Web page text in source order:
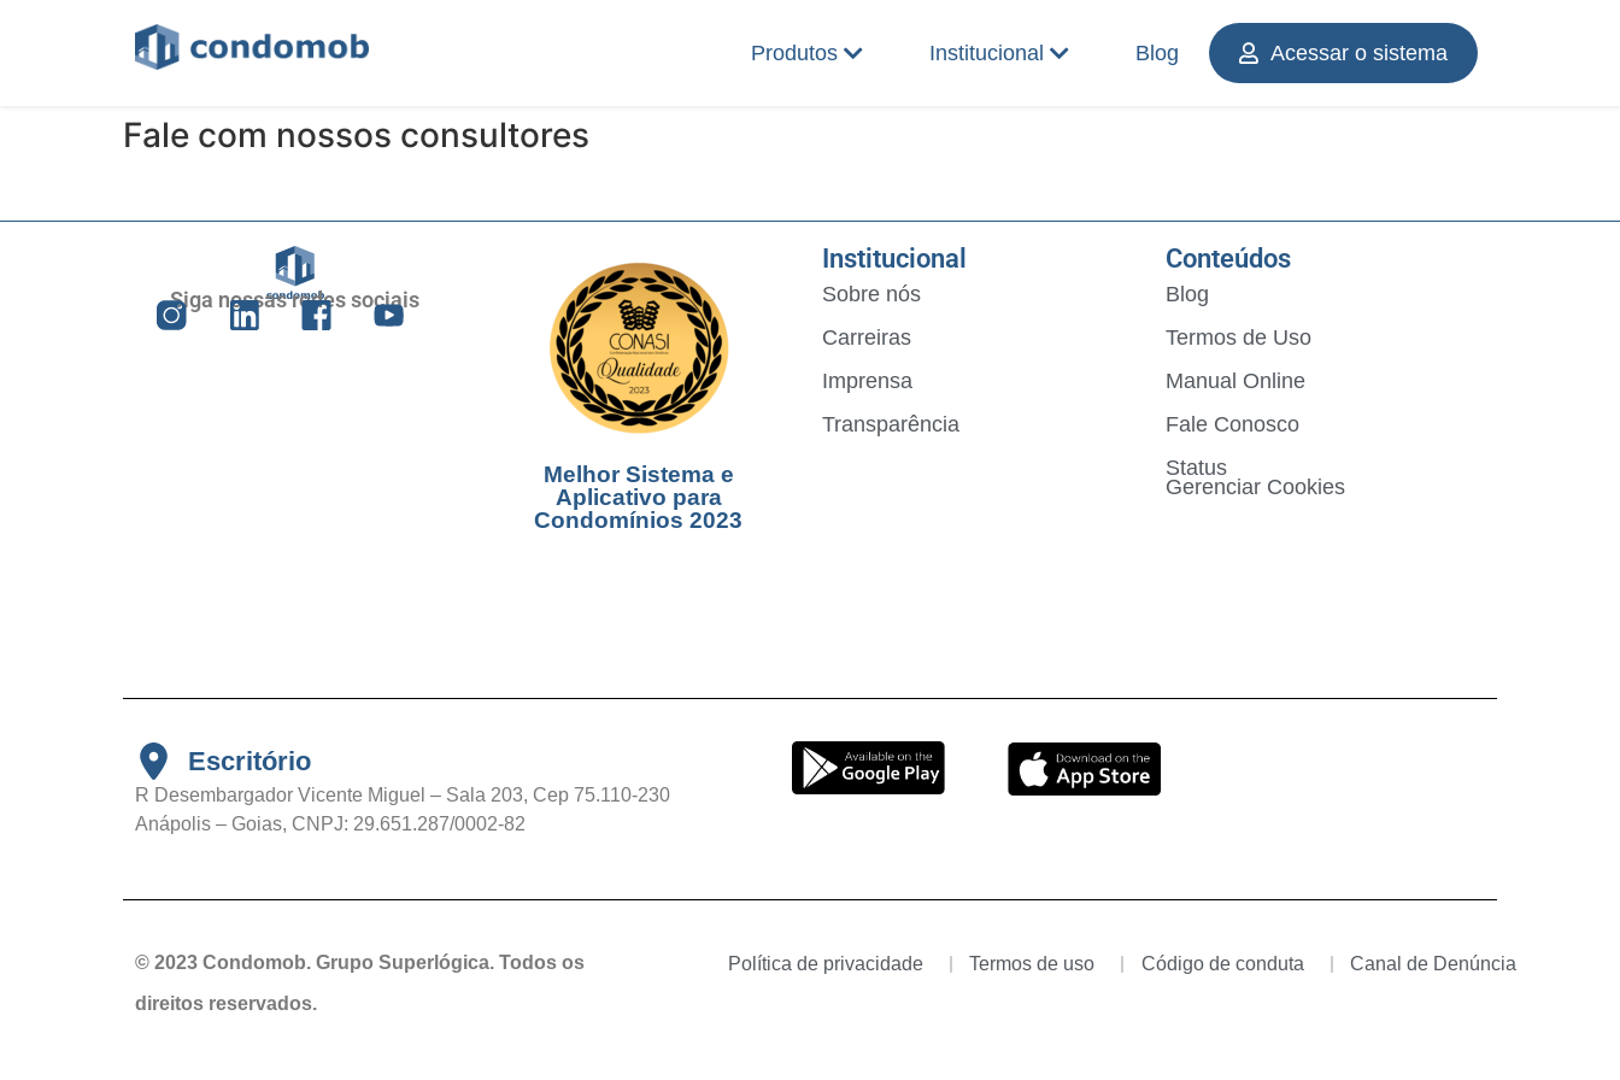
Produtos Institucional Blog Acessar o sistema
Fale com nossos consultores
Siga nossas redes sociais
Melhor Sistema e
Aplicativo para
Condomínios 2023
Institucional
Sobre nós
Carreiras
Imprensa
Transparência
Conteúdos
Blog
Termos de Uso
Manual Online
Fale Conosco
Status
Gerenciar Cookies
Escritório
R Desembargador Vicente Miguel – Sala 203, Cep 75.110-230
Anápolis – Goias, CNPJ: 29.651.287/0002-82
© 2023 Condomob. Grupo Superlógica. Todos os
direitos reservados.
Política de privacidade Termos de uso Código de conduta Canal de Denúncia